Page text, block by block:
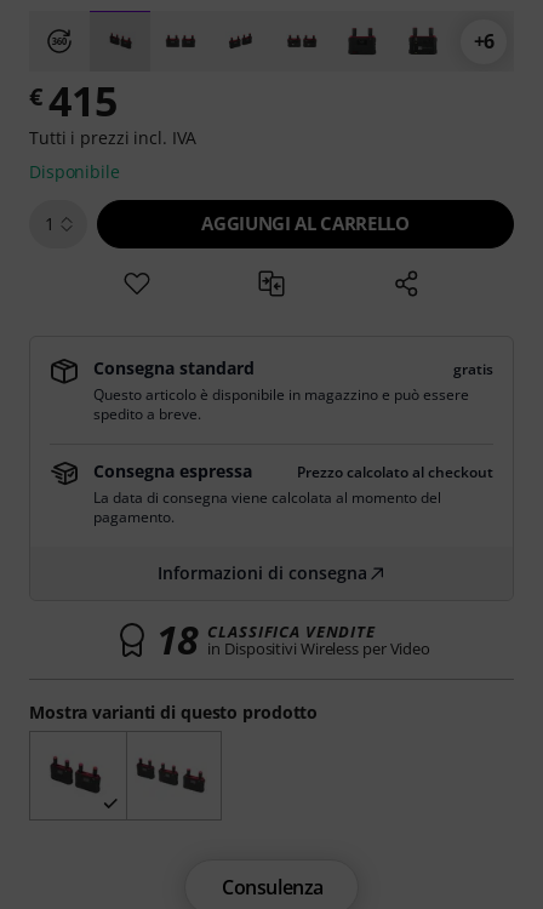
+6
Mostra varianti di questo prodotto
€415
Tutti i prezzi incl. IVA
Disponibile
1 AGGIUNGI AL CARRELLO
Consegna standard
gratis
Questo articolo è disponibile in magazzino e può essere
spedito a breve.
Consegna espressa
Prezzo calcolato al checkout
La data di consegna viene calcolata al momento del
pagamento.
Informazioni di consegna
18 CLASSIFICA VENDITE
in Dispositivi Wireless per Video
Consulenza